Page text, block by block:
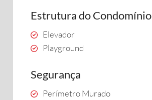
Estrutura do Condomínio
Elevador
Playground
Segurança
Perímetro Murado